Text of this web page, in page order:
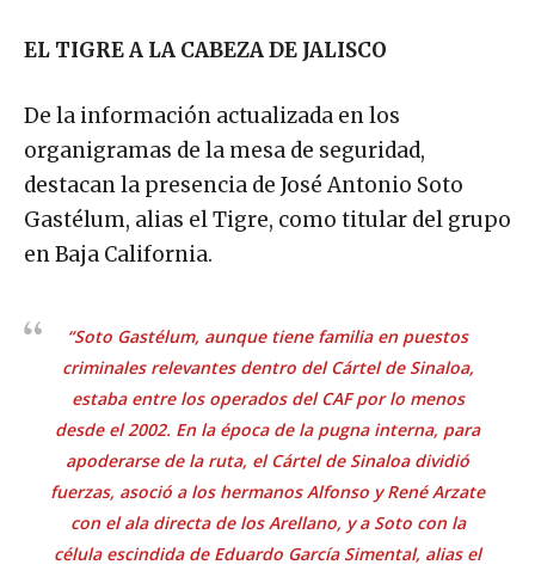
EL TIGRE A LA CABEZA DE JALISCO
De la información actualizada en los
organigramas de la mesa de seguridad,
destacan la presencia de José Antonio Soto
Gastélum, alias el Tigre, como titular del grupo
en Baja California.
“Soto Gastélum, aunque tiene familia en puestos
criminales relevantes dentro del Cártel de Sinaloa,
estaba entre los operados del CAF por lo menos
desde el 2002. En la época de la pugna interna, para
apoderarse de la ruta, el Cártel de Sinaloa dividió
fuerzas, asoció a los hermanos Alfonso y René Arzate
con el ala directa de los Arellano, y a Soto con la
célula escindida de Eduardo García Simental, alias el